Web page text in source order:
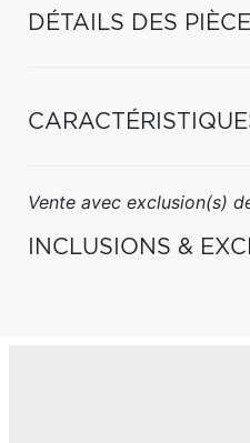
DÉTAILS DES
Vente avec exclusion(s)
INCLUSIONS &